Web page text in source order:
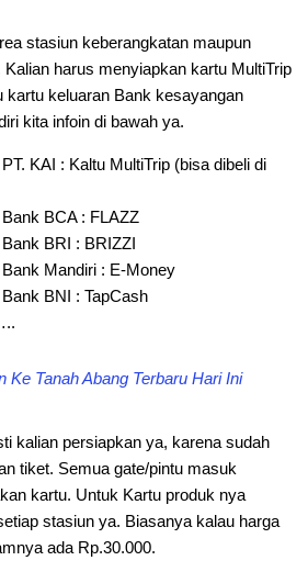
stasiun keberangkatan maupun
harus menyiapkan kartu MultiTrip
kartu keluaran Bank kesayangan
kita infoin di bawah ya.
KAI : Kaltu MultiTrip (bisa dibeli di
BCA : FLAZZ
BRI : BRIZZI
Mandiri : E-Money
BNI : TapCash
Ke Tanah Abang Terbaru Hari Ini
kalian persiapkan ya, karena sudah
tiket. Semua gate/pintu masuk
kartu. Untuk Kartu produk nya
stasiun ya. Biasanya kalau harga
ada Rp.30.000.